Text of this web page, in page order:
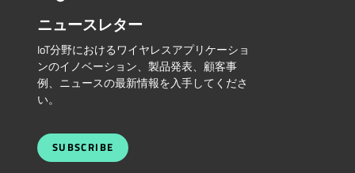
ニュースレター
IoT分野におけるワイヤレスアプリケーショ
ンのイノベーション、製品発表、顧客事
例、ニュースの最新情報を入手してくださ
い。
SUBSCRIBE